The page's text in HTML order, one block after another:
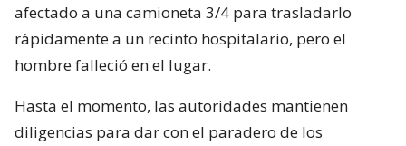
afectado a una camioneta 3/4 para trasladarlo
rápidamente a un recinto hospitalario, pero el
hombre falleció en el lugar.
Hasta el momento, las autoridades mantienen
diligencias para dar con el paradero de los